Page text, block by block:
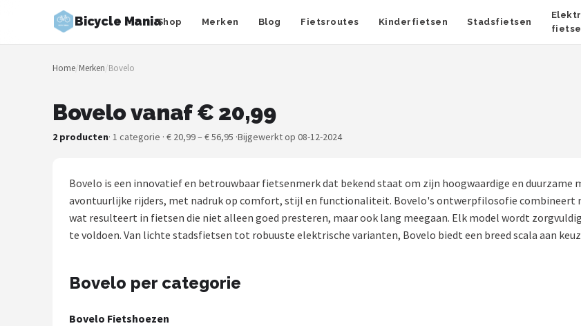
Bicycle ManiaShop Merken Blog Fietsroutes Kinderfietsen Stadsfietsen
Zoeken
NAVIGATIE
Merken
Fietsroutes
Kinderfietsen
Home/Merken/Bovelo
Bovelo vanaf € 20,99
2 producten· 1 categorie · € 20,99 – € 56,95 ·Bijgewerkt op 08-12-2024
Bovelo is een innovatief en betrouwbaar fietsenmerk dat bekend staat om zijn hoogwaardige en
avontuurlijke rijders, met nadruk op comfort, stijl en functionaliteit. Bovelo's ontwerpfilosofie
wat resulteert in fietsen die niet alleen goed presteren, maar ook lang meegaan. Elk model wordt
te voldoen. Van lichte stadsfietsen tot robuuste elektrische varianten, Bovelo biedt een breed scala aan
Bovelo per categorie
Bovelo Fietshoezen